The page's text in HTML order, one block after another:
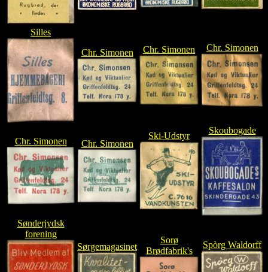
Silles
Chr. Simonen
Chr. Simonen Chr. Simonen
Chr. Simonen Chr. Simonen
Ski-Udstyr
Skoubogade
Sønderjydsk
forening
Sørgemagasinet
Sorø
Brødfabrik's
Spòrg Waldorff